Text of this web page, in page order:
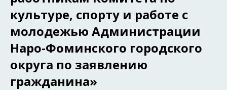
культуре, спорту и работе с
молодежью Администрации
Наро-Фоминского городского
округа по заявлению
гражданина»